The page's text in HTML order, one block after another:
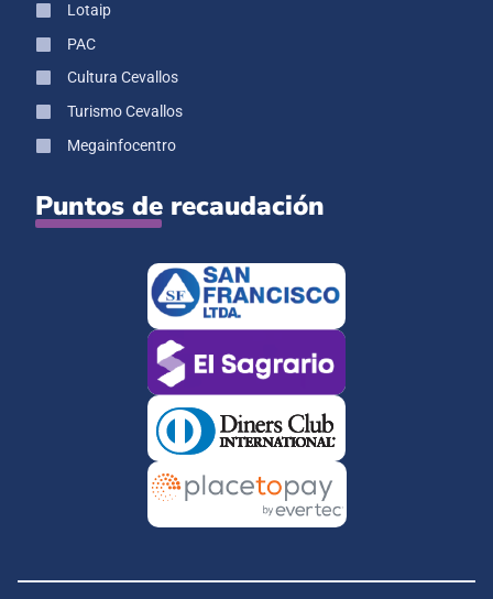
Lotaip
PAC
Cultura Cevallos
Turismo Cevallos
Megainfocentro
Puntos de recaudación